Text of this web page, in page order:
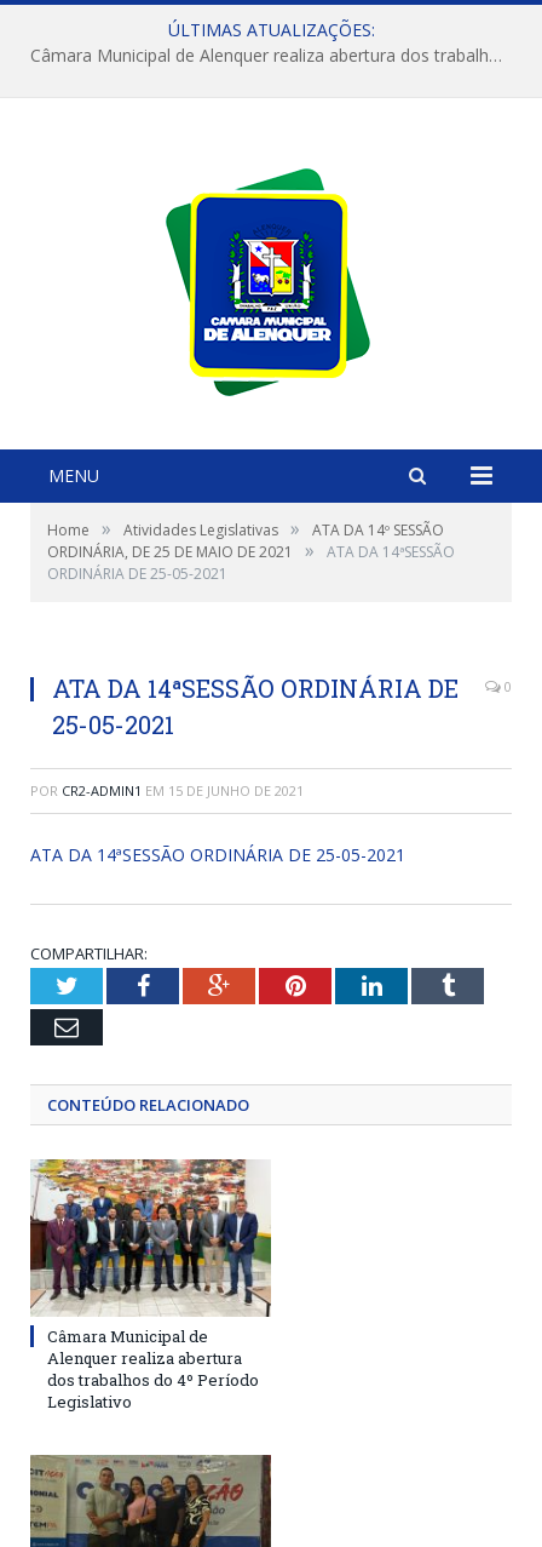
ÚLTIMAS ATUALIZAÇÕES:
Câmara Municipal de Alenquer realiza abertura dos trabalhos do 4º Período Legislativo
MENU
Home » Atividades Legislativas »
ATA DA 14º SESSÃO
ORDINÁRIA, DE 25 DE MAIO DE 2021
»
ATA DA 14ªSESSÃO
ORDINÁRIA DE 25-05-2021
ATA DA 14ªSESSÃO ORDINÁRIA DE
25-05-2021
0
POR CR2-ADMIN1 EM 15 DE JUNHO DE 2021
ATA DA 14ªSESSÃO ORDINÁRIA DE 25-05-2021
COMPARTILHAR:
TwitterFacebookGoogle+PinterestLinkedInTumblr
Email
CONTEÚDO RELACIONADO
Câmara Municipal de
Alenquer realiza abertura
dos trabalhos do 4º Período
Legislativo